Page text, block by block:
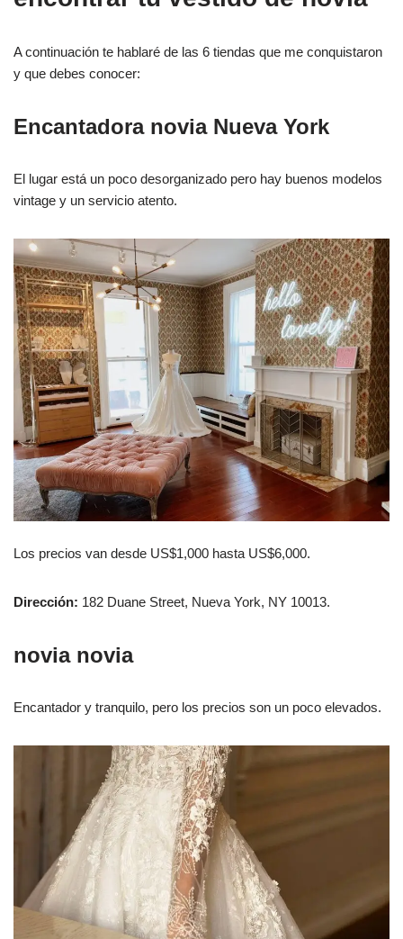
A continuación te hablaré de las 6 tiendas que me conquistaron
y que debes conocer:
Encantadora novia Nueva York
El lugar está un poco desorganizado pero hay buenos modelos
vintage y un servicio atento.
Los precios van desde US$1,000 hasta US$6,000.
Dirección: 182 Duane Street, Nueva York, NY 10013.
novia novia
Encantador y tranquilo, pero los precios son un poco elevados.